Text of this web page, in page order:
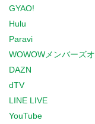
GYAO!
Hulu
Paravi
WOWOWメンバーズ
DAZN
dTV
LINE LIVE
YouTube